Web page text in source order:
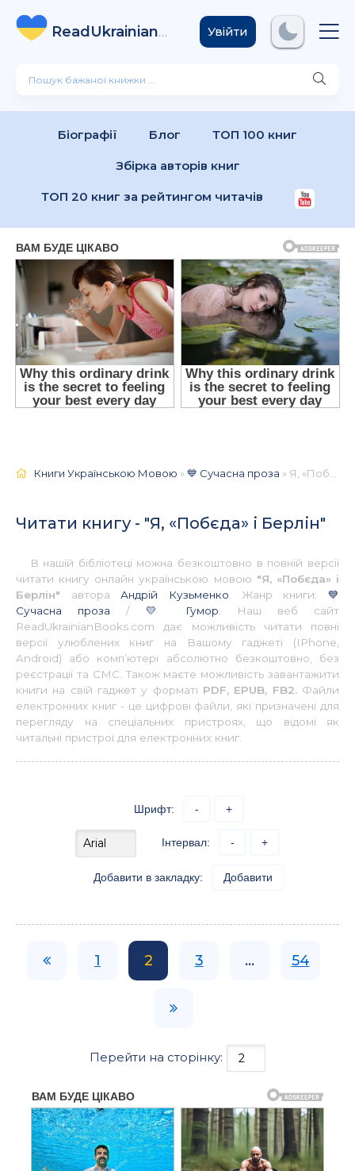
ReadUkrainian
Books .com
Увійти
Біографії Блог ТОП 100 книг
Збірка авторів книг
ТОП 20 книг за рейтингом читачів
Книги Українською Мовою »💙 Сучасна проза » Я, «Побєда» і Берлін 📚 - Українською
Читати книгу - "Я, «Побєда» і Берлін"
В нашій бібліотеці можна безкоштовно в повній версії
читати книгу онлайн українською мовою "Я, «Побєда» і
Берлін" автораАндрій Кузьменко . Жанр книги:💙
Сучасна проза / 💛 Гумор . Наш веб сайт
ReadUkrainianBooks.com дає можливість читати повні
версії улюблених книг на Вашому гаджеті (IPhone,
Android) або комп’ютері абсолютно безкоштовно, без
реєстрації та СМС. Також маєте можливість завантажити
книги на свій гаджет у форматі PDF, EPUB, FB2.Файли
електронних книг - це цифрові файли, які призначені для
перегляду на спеціальних пристроях, що відомі як
читальні пристрої для електронних книг.
Шрифт: - +
Інтервал: - +
Добавити в закладку: Добавити
1 2 3 ... 54
Перейти на сторінку: